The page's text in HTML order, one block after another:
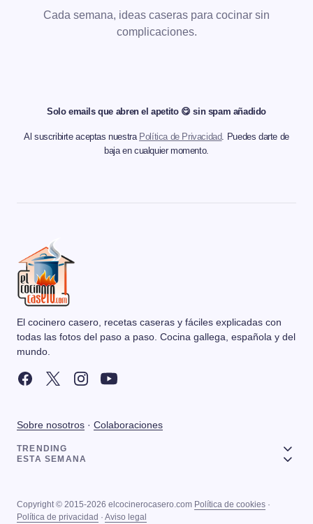
Cada semana, ideas caseras para cocinar sin
complicaciones.
Solo emails que abren el apetito 😋 sin spam añadido
Al suscribirte aceptas nuestra Política de Privacidad. Puedes darte de
baja en cualquier momento.
El cocinero casero, recetas caseras y fáciles explicadas con
todas las fotos del paso a paso. Cocina gallega, española y del
mundo.
Sobre nosotros · Colaboraciones
TRENDING
ESTA SEMANA
Copyright © 2015-2026 elcocinerocasero.com Política de cookies ·
Política de privacidad · Aviso legal